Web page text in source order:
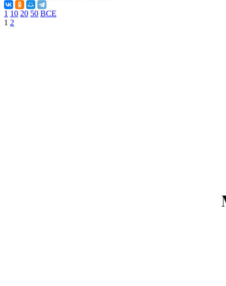
1 10 20 50 ВСЕ
1 2